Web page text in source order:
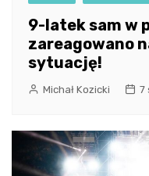
9-latek sam w
zareagowano
sytuację!
Michał Kozicki 7